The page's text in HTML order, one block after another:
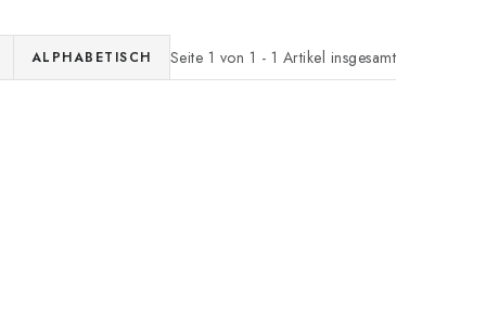
Seite 1 von 1 - 1 Artikel insgesamt
ALPHABETISCH